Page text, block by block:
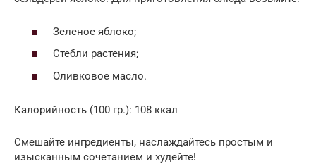
Зеленое яблоко;
Стебли растения;
Оливковое масло.
Калорийность (100 гр.): 108 ккал
Смешайте ингредиенты, наслаждайтесь простым и
изысканным сочетанием и худейте!